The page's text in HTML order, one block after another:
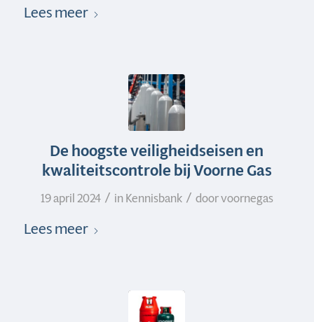
Lees meer
De hoogste veiligheidseisen en
kwaliteitscontrole bij Voorne Gas
19 april 2024 / inKennisbank / doorvoornegas
Lees meer